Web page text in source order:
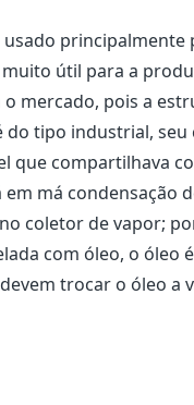
útil para a
mercado, pois a
do tipo industrial,
que compartilhava
má condensação
coletor de vapor;
com óleo, o
trocar o óleo a